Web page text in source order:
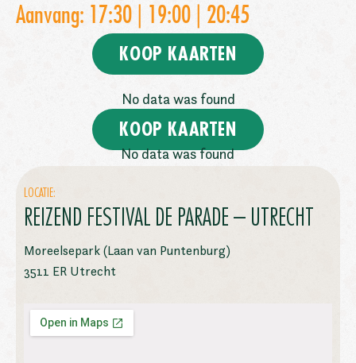
Aanvang: 17:30 | 19:00 | 20:45
KOOP KAARTEN
No data was found
KOOP KAARTEN
No data was found
LOCATIE:
REIZEND FESTIVAL DE PARADE – UTRECHT
Moreelsepark (Laan van Puntenburg)
3511 ER Utrecht